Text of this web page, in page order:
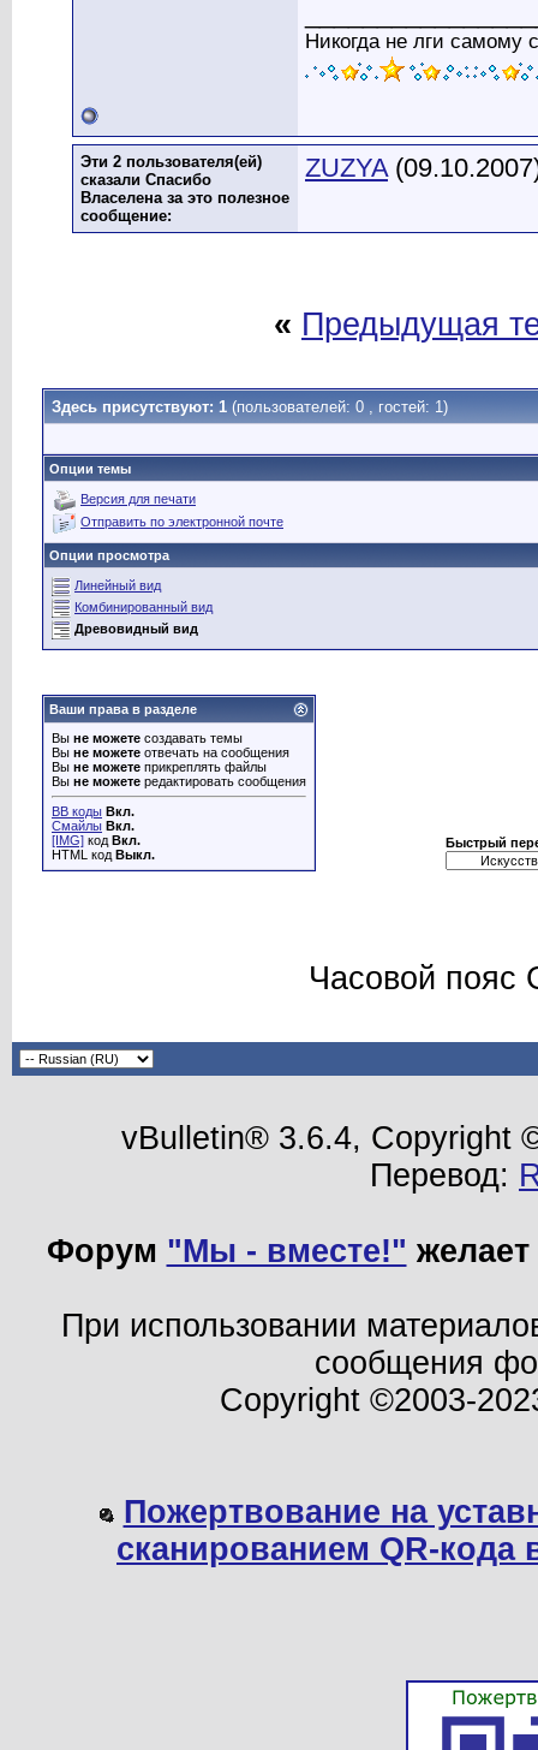
Никогда не лги самому
Эти 2 пользователя(ей)
сказали Спасибо
Власелена за это полезное
сообщение:
ZUZYA
« Предыдущая
Здесь присутствуют: 1 (пользователей: 0 , гостей: 1)
Опции темы
Версия для печати
Отправить по электронной почте
Опции просмотра
Линейный вид
Комбинированный вид
Древовидный вид
Ваши права в разделе
Вы не можете создавать темы
Вы не можете отвечать на сообщения
Вы не можете прикреплять файлы
Вы не можете редактировать сообщения
BB коды Вкл.
Смайлы Вкл.
[IMG] код Вкл.
HTML код Выкл.
Быстрый
Часовой пояс
vBulletin® 3.6.4, Copyright
Перевод:
Форум "Мы - вместе!"
При использовании
сообщения
Copyright ©2003-
Пожертвование на
сканированием QR-